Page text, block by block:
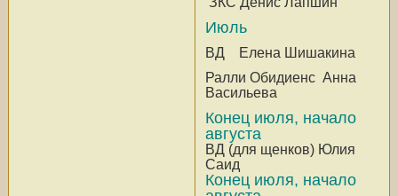
Июль
ВД Елена Шишакина
Ралли Обидиенс Анна
Васильева
Конец июля, начало
августа
ВД (для щенков) Юлия
Саид
Конец июля, начало